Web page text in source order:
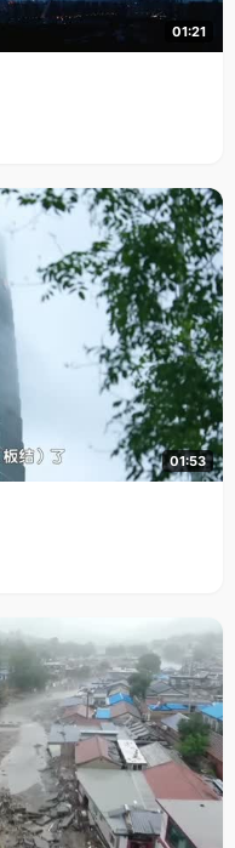
01:21
01:53